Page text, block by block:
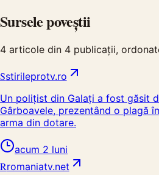
Sursele poveștii
4 articole din 4 publicații,
Sstirileprotv.ro
Un polițist din Galați a fost găsit
Gârboavele, prezentând o plagă
arma din dotare.
acum 2 luni
Rromaniatv.net